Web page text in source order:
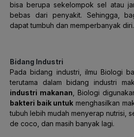
bisa berupa sekelompok sel atau
bebas dari penyakit. Sehingga,
dapat tumbuh dan memperbanyak diri.
Bidang Industri
Pada bidang industri, ilmu Biologi
terutama dalam bidang industri
industri makanan , Biologi
bakteri baik untuk menghasilkan
tubuh lebih mudah menyerap nutrisi,
de coco, dan masih banyak lagi.